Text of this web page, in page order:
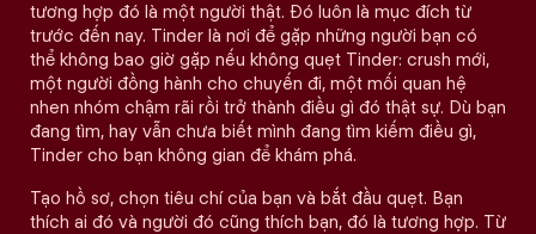
tương hợp đó là một người thật. Đó luôn là mục đích từ
trước đến nay. Tinder là nơi để gặp những người bạn có
thể không bao giờ gặp nếu không quẹt Tinder: crush mới,
một người đồng hành cho chuyến đi, một mối quan hệ
nhen nhóm chậm rãi rồi trở thành điều gì đó thật sự. Dù bạn
đang tìm, hay vẫn chưa biết mình đang tìm kiếm điều gì,
Tinder cho bạn không gian để khám phá.
Tạo hồ sơ, chọn tiêu chí của bạn và bắt đầu quẹt. Bạn
thích ai đó và người đó cũng thích bạn, đó là tương hợp. Từ